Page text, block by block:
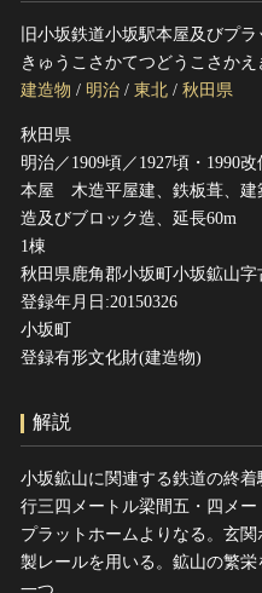
国指定文化財等データベース
旧小坂鉄道小坂駅本屋及びプラ
きゅうこさかてつどうこさか
建造物 / 明治 / 東北 / 秋田県
秋田県
明治／1909頃／1927頃・1990改
本屋 木造平屋建、鉄板葺、
造及びブロック造、延長60m
1棟
秋田県鹿角郡小坂町小坂鉱山字
登録年月日:20150326
小坂町
登録有形文化財(建造物)
解説
小坂鉱山に関連する鉄道の終
行三四メートル梁間五・四メ
プラットホームよりなる。玄
製レールを用いる。鉱山の繁